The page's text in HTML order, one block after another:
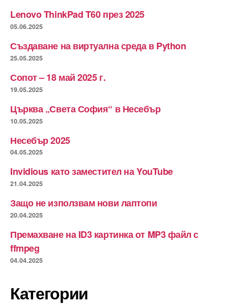
Lenovo ThinkPad T60 през 2025
05.06.2025
Създаване на виртуална среда в Python
25.05.2025
Сопот – 18 май 2025 г.
19.05.2025
Църква „Света София“ в Несебър
10.05.2025
Несебър 2025
04.05.2025
Invidious като заместител на YouTube
21.04.2025
Защо не използвам нови лаптопи
20.04.2025
Премахване на ID3 картинка от MP3 файл с
ffmpeg
04.04.2025
Категории